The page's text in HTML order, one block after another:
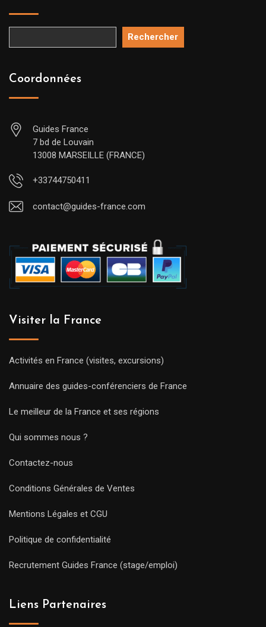
Rechercher
Coordonnées
Guides France
7 bd de Louvain
13008 MARSEILLE (FRANCE)
+33744750411
contact@guides-france.com
Visiter la France
Activités en France (visites, excursions)
Annuaire des guides-conférenciers de France
Le meilleur de la France et ses régions
Qui sommes nous ?
Contactez-nous
Conditions Générales de Ventes
Mentions Légales et CGU
Politique de confidentialité
Recrutement Guides France (stage/emploi)
Liens Partenaires